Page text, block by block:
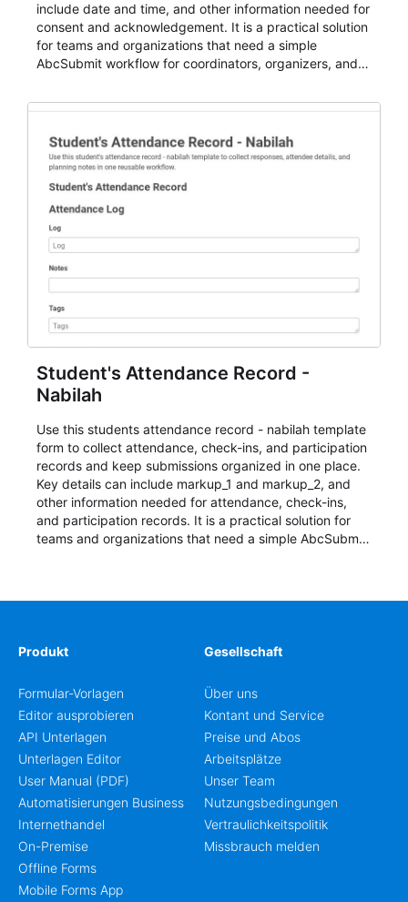
include date and time, and other information needed for
consent and acknowledgement. It is a practical solution
for teams and organizations that need a simple
AbcSubmit workflow for coordinators, organizers, and
Student's Attendance Record -
Nabilah
Use this students attendance record - nabilah template
form to collect attendance, check-ins, and participation
records and keep submissions organized in one place.
Key details can include markup_1 and markup_2, and
other information needed for attendance, check-ins,
and participation records. It is a practical solution for
teams and organizations that need a simple AbcSubmit
Produkt
Formular-Vorlagen
Editor ausprobieren
API Unterlagen
Unterlagen Editor
User Manual (PDF)
Automatisierungen Business
Internethandel
On-Premise
Offline Forms
Mobile Forms App
Gesellschaft
Über uns
Kontant und Service
Preise und Abos
Arbeitsplätze
Unser Team
Nutzungsbedingungen
Vertraulichkeitspolitik
Missbrauch melden